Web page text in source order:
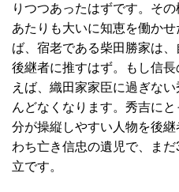
りつつあったはずです。そ
あたりも大いに知恵を働か
ば、宿老である柴田勝家は
後継者に推すはず。もし信
えば、織田家家臣に過ぎな
んどなくなります。秀吉に
分が操縦しやすい人物を後
わち亡き信忠の遺児で、ま
立です。